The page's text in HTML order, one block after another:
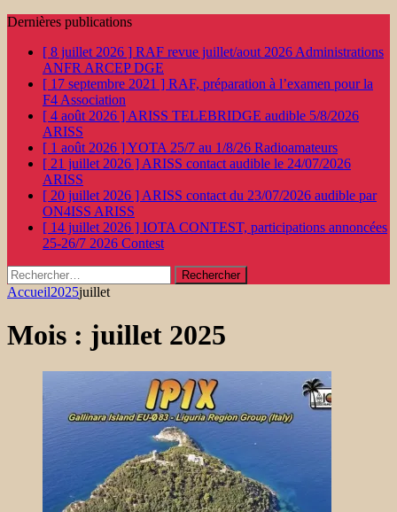
Dernières publications
[ 8 juillet 2026 ] RAF revue juillet/aout 2026 Administrations
ANFR ARCEP DGE
[ 17 septembre 2021 ] RAF, préparation à l’examen pour la
F4 Association
[ 4 août 2026 ] ARISS TELEBRIDGE audible 5/8/2026
ARISS
[ 1 août 2026 ]YOTA 25/7 au 1/8/26 Radioamateurs
[ 21 juillet 2026 ] ARISS contact audible le 24/07/2026
ARISS
[ 20 juillet 2026 ] ARISS contact du 23/07/2026 audible par
ON4ISS ARISS
[ 14 juillet 2026 ] IOTA CONTEST, participations annoncées
25-26/7 2026 Contest
Rechercher :
Accueil2025juillet
Mois : juillet 2025